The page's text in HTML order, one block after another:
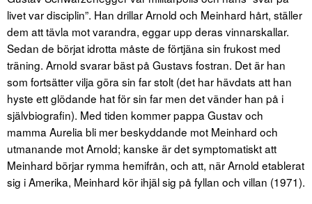
livet var disciplin”. Han drillar Arnold och Meinhard hårt, ställer
dem att tävla mot varandra, eggar upp deras vinnarskallar.
Sedan de börjat idrotta måste de förtjäna sin frukost med
träning. Arnold svarar bäst på Gustavs fostran. Det är han
som fortsätter vilja göra sin far stolt (det har hävdats att han
hyste ett glödande hat för sin far men det vänder han på i
självbiografin). Med tiden kommer pappa Gustav och
mamma Aurelia bli mer beskyddande mot Meinhard och
utmanande mot Arnold; kanske är det symptomatiskt att
Meinhard börjar rymma hemifrån, och att, när Arnold etablerat
sig i Amerika, Meinhard kör ihjäl sig på fyllan och villan (1971).